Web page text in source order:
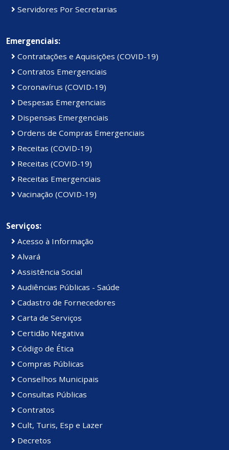
Servidores Por Secretarias
Emergenciais:
Contratações e Aquisições (COVID-19)
Contratos Emergenciais
Coronavírus (COVID-19)
Despesas Emergenciais
Dispensas Emergenciais
Ordens de Compras Emergenciais
Receitas (COVID-19)
Receitas (COVID-19)
Receitas Emergenciais
Vacinação (COVID-19)
Serviços:
Acesso à Informação
Alvará
Assistência Social
Audiências Públicas - Saúde
Cadastro de Fornecedores
Carta de Serviços
Certidão Negativa
Código de Ética
Compras Públicas
Conselhos Municipais
Consultas Públicas
Contratos
Cult, Turis, Esp e Lazer
Decretos